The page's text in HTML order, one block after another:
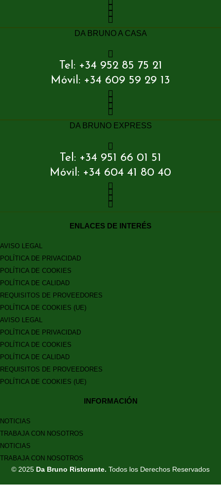
DA BRUNO A CASA
Tel: +34 952 85 75 21
Móvil: +34 609 59 29 13
DA BRUNO EXPRESS
Tel: +34 951 66 01 51
Móvil: +34 604 41 80 40
ENLACES DE INTERÉS
AVISO LEGAL
POLÍTICA DE PRIVACIDAD
POLÍTICA DE COOKIES
POLÍTICA DE CALIDAD
REQUISITOS DE PROVEEDORES
POLÍTICA DE COOKIES (UE)
AVISO LEGAL
POLÍTICA DE PRIVACIDAD
POLÍTICA DE COOKIES
POLÍTICA DE CALIDAD
REQUISITOS DE PROVEEDORES
POLÍTICA DE COOKIES (UE)
INFORMACIÓN
NOTICIAS
TRABAJA CON NOSOTROS
NOTICIAS
TRABAJA CON NOSOTROS
© 2025 Da Bruno Ristorante. Todos los Derechos Reservados